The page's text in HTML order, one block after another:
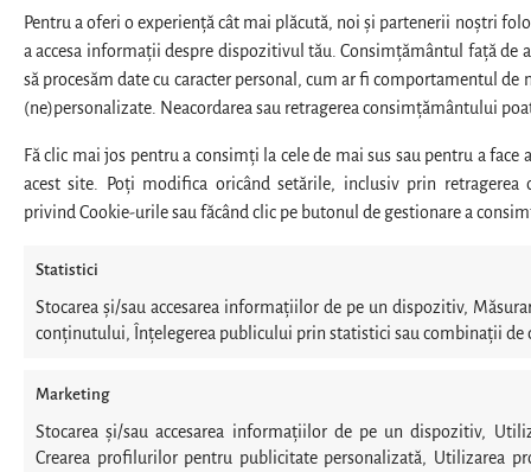
Pentru a oferi o experiență cât mai plăcută, noi și partenerii noștri
a accesa informații despre dispozitivul tău. Consimțământul față de
să procesăm date cu caracter personal, cum ar fi comportamentul de
(ne)personalizate. Neacordarea sau retragerea consimțământului
Fă clic mai jos pentru a consimți la cele de mai sus sau pentru a
acest site. Poți modifica oricând setările, inclusiv prin
privind Cookie-urile sau făcând clic pe butonul de gestionare a
Statistici
Stocarea și/sau accesarea informațiilor de pe un dispozitiv,
conținutului, Înțelegerea publicului prin statistici sau combinații de
Marketing
Stocarea și/sau accesarea informațiilor de pe un dispozitiv,
Crearea profilurilor pentru publicitate personalizată, Utilizarea